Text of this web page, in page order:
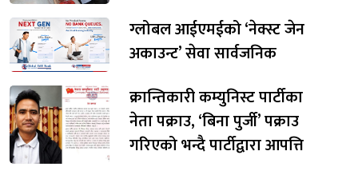
ग्लोबल आईएमईको ‘नेक्स्ट जेन
अकाउन्ट’ सेवा सार्वजनिक
क्रान्तिकारी कम्युनिस्ट पार्टीका
नेता पक्राउ, ‘बिना पुर्जी’ पक्राउ
गरिएको भन्दै पार्टीद्वारा आपत्ति